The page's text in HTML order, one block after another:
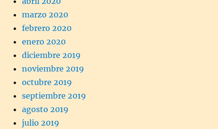
marzo 2020
febrero 2020
enero 2020
diciembre 2019
noviembre 2019
octubre 2019
septiembre 2019
agosto 2019
julio 2019